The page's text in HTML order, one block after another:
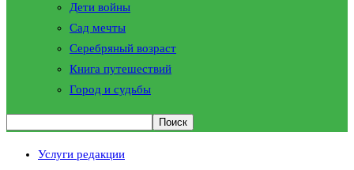
Дети войны
Сад мечты
Серебряный возраст
Книга путешествий
Город и судьбы
Услуги редакции